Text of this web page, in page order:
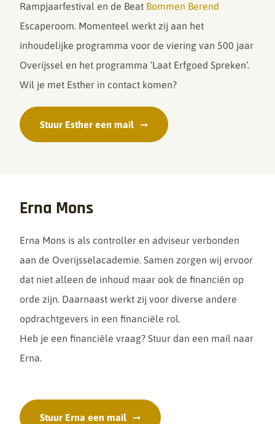
Rampjaarfestival en de Beat Bommen Berend
Escaperoom. Momenteel werkt zij aan het
inhoudelijke programma voor de viering van 500 jaar
Overijssel en het programma ‘Laat Erfgoed Spreken’.
Wil je met Esther in contact komen?
Stuur Esther een mail
Erna Mons
Erna Mons is als controller en adviseur verbonden
aan de Overijsselacademie. Samen zorgen wij ervoor
dat niet alleen de inhoud maar ook de financiën op
orde zijn. Daarnaast werkt zij voor diverse andere
opdrachtgevers in een financiële rol.
Heb je een financiële vraag? Stuur dan een mail naar
Erna.
Stuur Erna een mail